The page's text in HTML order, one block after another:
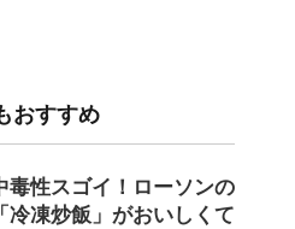
おすすめ
毒性スゴイ！ローソンの
「冷凍炒飯」がおいしくて